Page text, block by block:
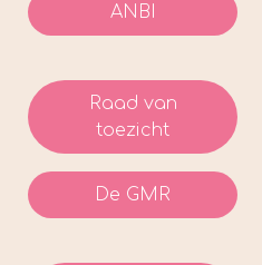
ANBI
Raad van
toezicht
De GMR